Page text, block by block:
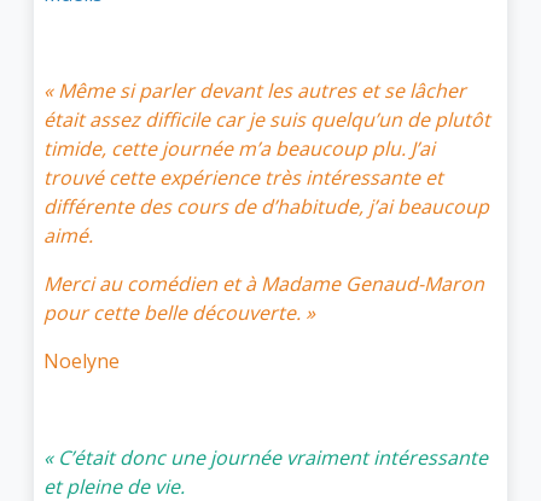
« Même si parler devant les autres et se lâcher
était assez difficile car je suis quelqu’un de plutôt
timide, cette journée m’a beaucoup plu. J’ai
trouvé cette expérience très intéressante et
différente des cours de d’habitude, j’ai beaucoup
aimé.
Merci au comédien et à Madame Genaud-Maron
pour cette belle découverte. »
Noelyne
« C’était donc une journée vraiment intéressante
et pleine de vie.